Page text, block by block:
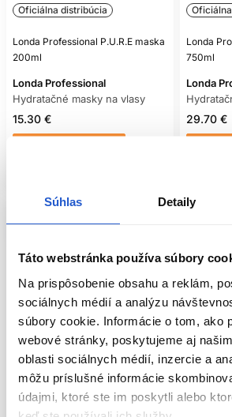
Súhlas Detaily
Táto webstránka používa súbory
Na prispôsobenie obsahu a reklám,
sociálnych médií a analýzu
súbory cookie. Informácie o tom, ako
webové stránky, poskytujeme aj
oblasti sociálnych médií, inzercie a
môžu príslušné informácie
údajmi, ktoré ste im poskytli alebo
Oficiálna distribúcia
Londa Professional P.U.R.E maska
200ml
Londa Professional
Hydratačné masky na vlasy
15.30 €
Londa
750ml
Londa
29.70 €
-20% -19%